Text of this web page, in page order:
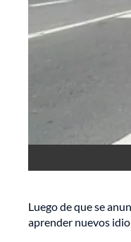
Luego de que se
aprender nuevos